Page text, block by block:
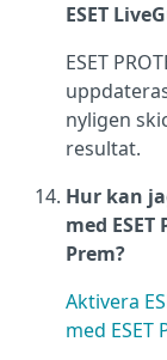
ESET
ESET
nyligen
resultat.
Hur kan
med ESET
Prem?
Aktivera
med ESET